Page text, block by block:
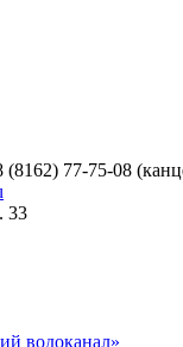
(8162) 77-75-08
33
водоканал»